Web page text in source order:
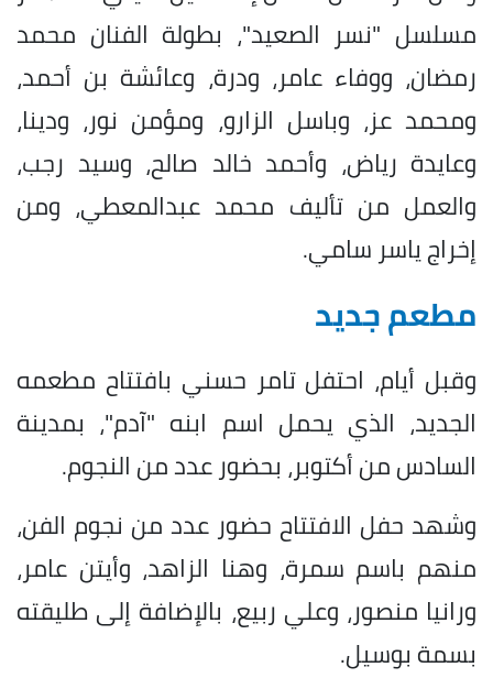
مسلسل "نسر الصعيد"، بطولة الفنان محمد
رمضان، ووفاء عامر، ودرة، وعائشة بن أحمد،
ومحمد عز، وباسل الزارو، ومؤمن نور، ودينا،
وعايدة رياض، وأحمد خالد صالح، وسيد رجب،
والعمل من تأليف محمد عبدالمعطي، ومن
إخراج ياسر سامي.
مطعم جديد
وقبل أيام، احتفل تامر حسني بافتتاح مطعمه
الجديد، الذي يحمل اسم ابنه "آدم"، بمدينة
السادس من أكتوبر، بحضور عدد من النجوم.
وشهد حفل الافتتاح حضور عدد من نجوم الفن،
منهم باسم سمرة، وهنا الزاهد، وأيتن عامر،
ورانيا منصور، وعلي ربيع، بالإضافة إلى طليقته
بسمة بوسيل.